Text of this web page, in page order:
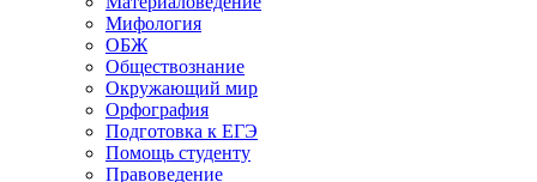
Мифология
ОБЖ
Обществознание
Окружающий мир
Орфография
Подготовка к ЕГЭ
Помощь студенту
Правоведение